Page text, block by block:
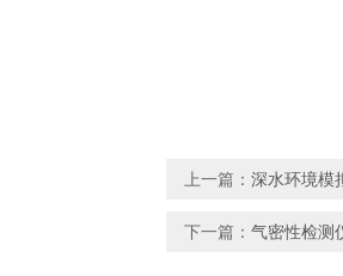
上一篇： 深水环境模
下一篇： 气密性检测